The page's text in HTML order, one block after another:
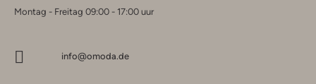
Montag - Freitag 09:00 - 17:00 uur
info@omoda.de